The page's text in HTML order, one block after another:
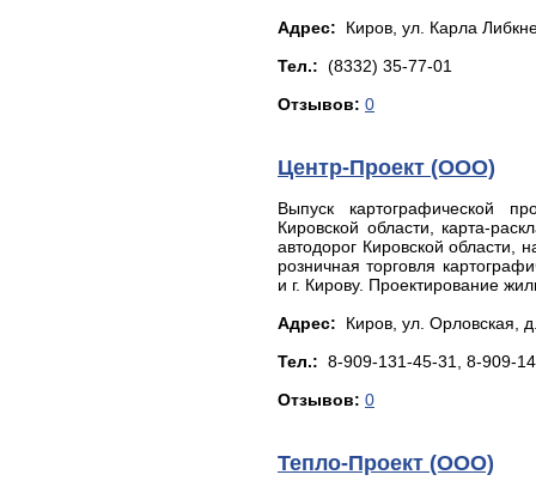
Адрес: Киров, ул. Кapлa
Тел.: (8332) 35-77-01
Отзывов: 0
Центр-Проект (ООО)
Выпуск картографической
Кировской области, карта-
автодорог Кировской области,
розничная торговля
и г. Кирову. Проектирование
Адрес: Киров, yл. Оpлoвcкaя,
Тел.: 8-909-131-45-31, 8-909-
Отзывов: 0
Тепло-Проект (ООО)